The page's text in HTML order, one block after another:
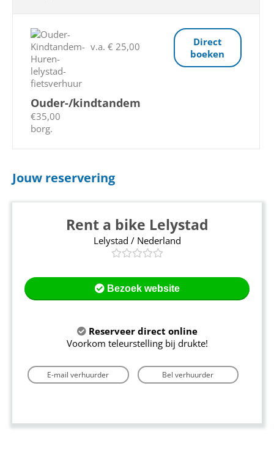
Ouder-/kindtandem
€35,00
borg.
v.a. € 25,00
Direct
boeken
Jouw reservering
Rent a bike Lelystad
Lelystad / Nederland
Bezoek website
Reserveer direct online
Voorkom teleurstelling bij drukte!
E-mail verhuurder Bel verhuurder